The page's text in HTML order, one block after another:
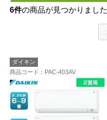
6件の商品が見つかりました
ダイキン
商品コード ：PAC-403AV